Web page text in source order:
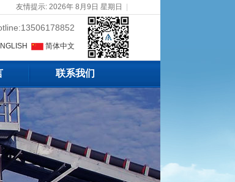
友情提示: 2026年 8月9日 星期日
简体中文
联系我们